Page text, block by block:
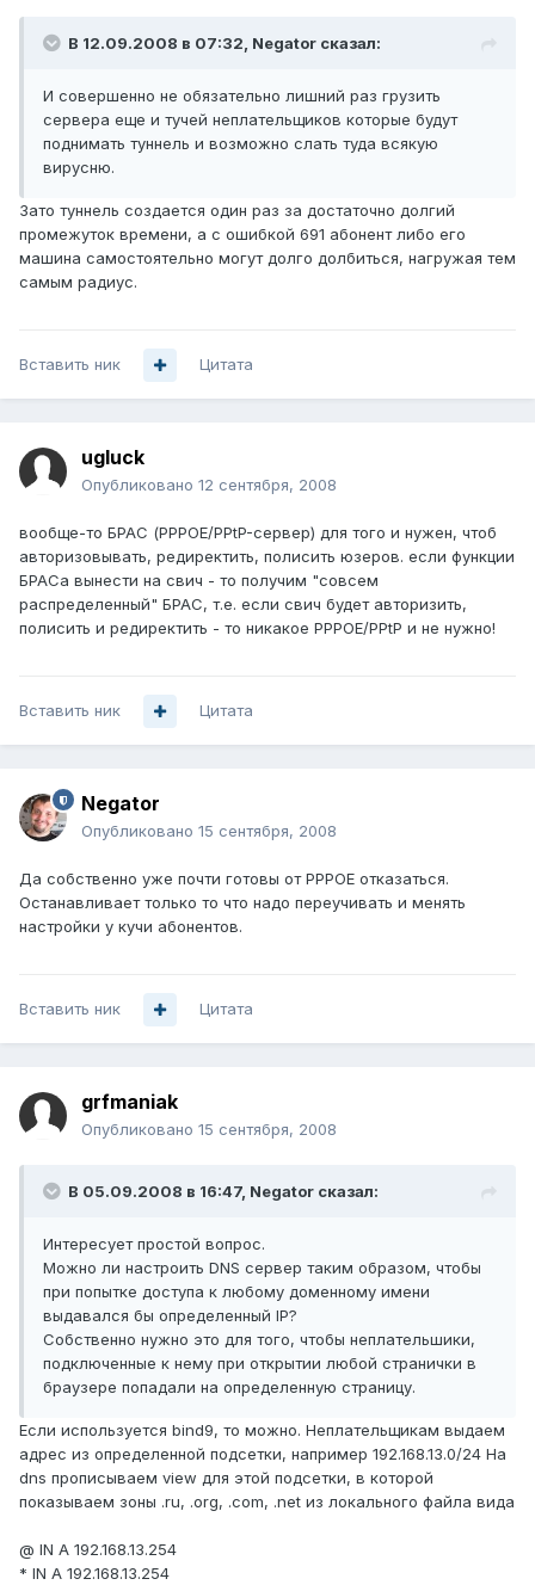
В 12.09.2008 в 07:32, Negator сказал:
И совершенно не обязательно лишний раз грузить
сервера еще и тучей неплательщиков которые будут
поднимать туннель и возможно слать туда всякую
вирусню.
Зато туннель создается один раз за достаточно долгий
промежуток времени, а с ошибкой 691 абонент либо его
машина самостоятельно могут долго долбиться, нагружая тем
самым радиус.
Вставить ник Цитата
ugluck
Опубликовано 12 сентября, 2008
вообще-то БРАС (PPPOE/PPtP-сервер) для того и нужен, чтоб
авторизовывать, редиректить, полисить юзеров. если функции
БРАСа вынести на свич - то получим "совсем
распределенный" БРАС, т.е. если свич будет авторизить,
полисить и редиректить - то никакое PPPOE/PPtP и не нужно!
Вставить ник Цитата
Negator
Опубликовано 15 сентября, 2008
Да собственно уже почти готовы от PPPOE отказаться.
Останавливает только то что надо переучивать и менять
настройки у кучи абонентов.
Вставить ник Цитата
grfmaniak
Опубликовано 15 сентября, 2008
В 05.09.2008 в 16:47, Negator сказал:
Интересует простой вопрос.
Можно ли настроить DNS сервер таким образом, чтобы
при попытке доступа к любому доменному имени
выдавался бы определенный IP?
Собственно нужно это для того, чтобы неплательшики,
подключенные к нему при открытии любой странички в
браузере попадали на определенную страницу.
Если используется bind9, то можно. Неплательщикам выдаем
адрес из определенной подсетки, например 192.168.13.0/24 На
dns прописываем view для этой подсетки, в которой
показываем зоны .ru, .org, .com, .net из локального файла вида
@ IN A 192.168.13.254
* IN A 192.168.13.254